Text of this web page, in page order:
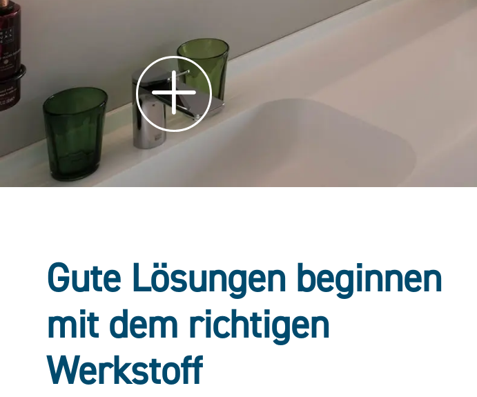
Gute Lösungen beginnen
mit dem richtigen
Werkstoff